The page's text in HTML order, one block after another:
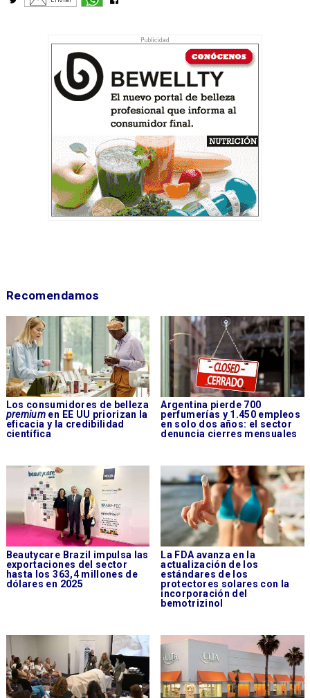
Recomendamos
Los consumidores de belleza
premium en EE UU priorizan la
eficacia y la credibilidad
científica
Argentina pierde 700
perfumerías y 1.450 empleos
en solo dos años: el sector
denuncia cierres mensuales
Beautycare Brazil impulsa las
exportaciones del sector
hasta los 363,4 millones de
dólares en 2025
La FDA avanza en la
actualización de los
estándares de los
protectores solares con la
incorporación del
bemotrizinol